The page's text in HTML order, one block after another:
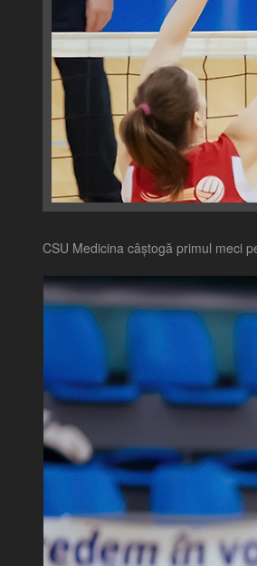
CSU Medicina câștogă primul meci